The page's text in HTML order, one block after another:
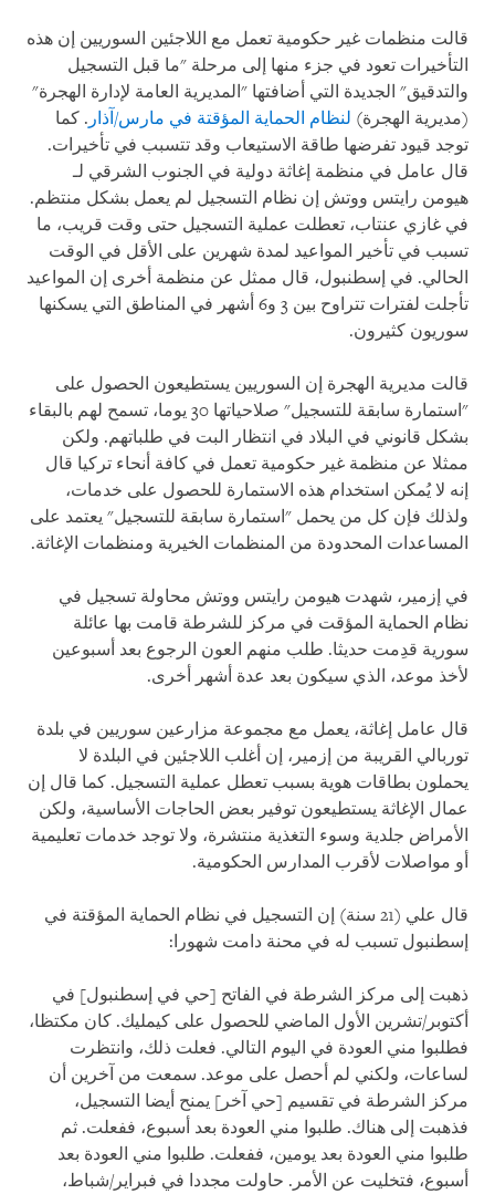
قالت منظمات غير حكومية تعمل مع اللاجئين السوريين إن هذه
التأخيرات تعود في جزء منها إلى مرحلة "ما قبل التسجيل
والتدقيق" الجديدة التي أضافتها "المديرية العامة لإدارة الهجرة"
(مديرية الهجرة) لنظام الحماية المؤقتة في مارس/آذار . كما
توجد قيود تفرضها طاقة الاستيعاب وقد تتسبب في تأخيرات.
قال عامل في منظمة إغاثة دولية في الجنوب الشرقي لـ
هيومن رايتس ووتش إن نظام التسجيل لم يعمل بشكل منتظم.
في غازي عنتاب، تعطلت عملية التسجيل حتى وقت قريب، ما
تسبب في تأخير المواعيد لمدة شهرين على الأقل في الوقت
الحالي. في إسطنبول، قال ممثل عن منظمة أخرى إن المواعيد
تأجلت لفترات تتراوح بين 3 و6 أشهر في المناطق التي يسكنها
سوريون كثيرون.
قالت مديرية الهجرة إن السوريين يستطيعون الحصول على
"استمارة سابقة للتسجيل" صلاحياتها 30 يوما، تسمح لهم بالبقاء
بشكل قانوني في البلاد في انتظار البت في طلباتهم. ولكن
ممثلا عن منظمة غير حكومية تعمل في كافة أنحاء تركيا قال
إنه لا يُمكن استخدام هذه الاستمارة للحصول على خدمات،
ولذلك فإن كل من يحمل "استمارة سابقة للتسجيل" يعتمد على
المساعدات المحدودة من المنظمات الخيرية ومنظمات الإغاثة.
في إزمير، شهدت هيومن رايتس ووتش محاولة تسجيل في
نظام الحماية المؤقت في مركز للشرطة قامت بها عائلة
سورية قدِمت حديثا. طلب منهم العون الرجوع بعد أسبوعين
لأخذ موعد، الذي سيكون بعد عدة أشهر أخرى.
قال عامل إغاثة، يعمل مع مجموعة مزارعين سوريين في بلدة
توربالي القريبة من إزمير، إن أغلب اللاجئين في البلدة لا
يحملون بطاقات هوية بسبب تعطل عملية التسجيل. كما قال إن
عمال الإغاثة يستطيعون توفير بعض الحاجات الأساسية، ولكن
الأمراض جلدية وسوء التغذية منتشرة، ولا توجد خدمات تعليمية
أو مواصلات لأقرب المدارس الحكومية.
قال علي (21 سنة) إن التسجيل في نظام الحماية المؤقتة في
إسطنبول تسبب له في محنة دامت شهورا:
ذهبت إلى مركز الشرطة في الفاتح [حي في إسطنبول] في
أكتوبر/تشرين الأول الماضي للحصول على كيمليك. كان مكتظا،
فطلبوا مني العودة في اليوم التالي. فعلت ذلك، وانتظرت
لساعات، ولكني لم أحصل على موعد. سمعت من آخرين أن
مركز الشرطة في تقسيم [حي آخر] يمنح أيضا التسجيل،
فذهبت إلى هناك. طلبوا مني العودة بعد أسبوع، ففعلت. ثم
طلبوا مني العودة بعد يومين، ففعلت. طلبوا مني العودة بعد
أسبوع، فتخليت عن الأمر. حاولت مجددا في فبراير/شباط،